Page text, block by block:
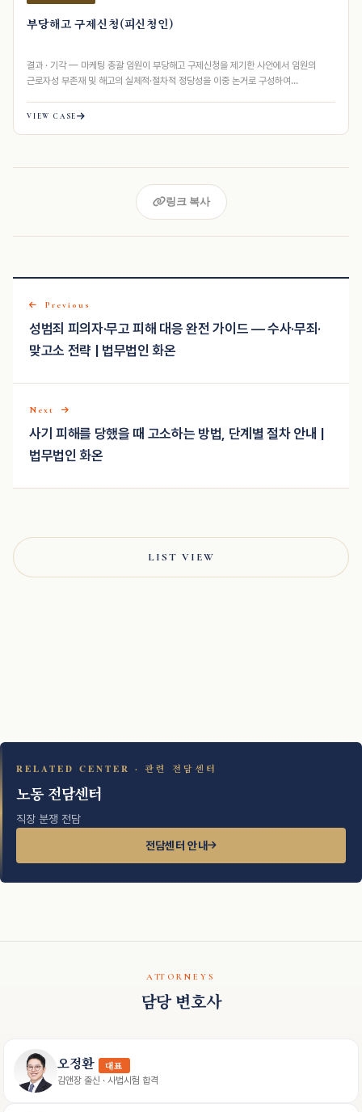
부당해고 구제신청(피신청인)
결과 · 기각 — 마케팅 총괄 임원이 부당해고 구제신청을 제기한 사안에서 임원의
근로자성 부존재 및 해고의 실체적·절차적 정당성을 이중 논거로 구성하여
VIEW CASE
링크 복사
Previous
성범죄 피의자·무고 피해 대응 완전 가이드 — 수사·무죄·
맞고소 전략 | 법무법인 화온
Next
사기 피해를 당했을 때 고소하는 방법, 단계별 절차 안내 |
법무법인 화온
LIST VIEW
RELATED CENTER · 관련 전담센터
노동 전담센터
직장 분쟁 전담
전담센터 안내
ATTORNEYS
담당 변호사
오정환 대표
김앤장 출신 · 사법시험 합격